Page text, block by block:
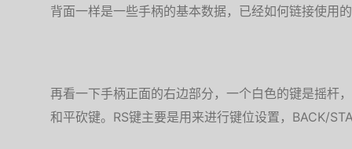
背面一样是一些手柄的基本数据，已经如何链接使用
再看一下手柄正面的右边部分，一个白色的键是摇杆
和平砍键。RS键主要是用来进行键位设置，BACK/